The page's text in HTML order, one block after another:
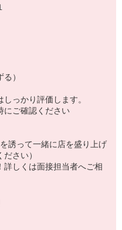
）
っかり評価します。
ご確認ください
誘って一緒に店を盛り上げ
さい）
詳しくは面接担当者へご相